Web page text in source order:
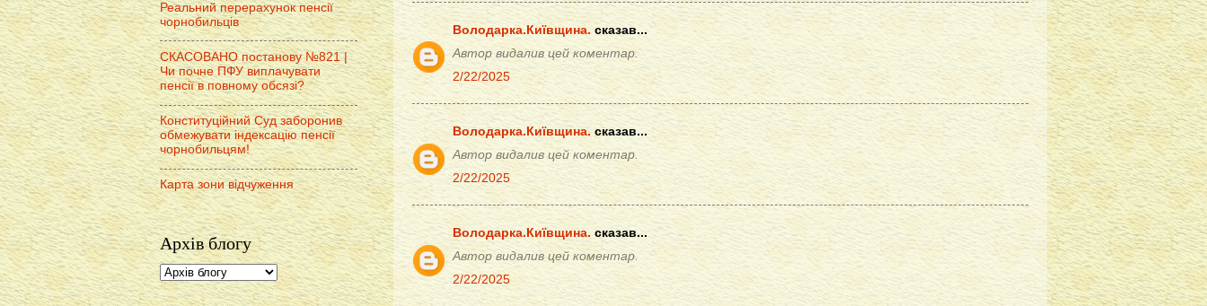
Володарка.Київщина. сказав...
Автор видалив цей коментар.
2/22/2025
Володарка.Київщина. сказав...
Автор видалив цей коментар.
2/22/2025
Володарка.Київщина. сказав...
Автор видалив цей коментар.
2/22/2025
Реальний перерахунок пенсії
чорнобильців
СКАСОВАНО постанову №821 |
Чи почне ПФУ виплачувати
пенсії в повному обсязі?
Конституційний Суд заборонив
обмежувати індексацію пенсії
чорнобильцям!
Карта зони відчуження
Архів блогу